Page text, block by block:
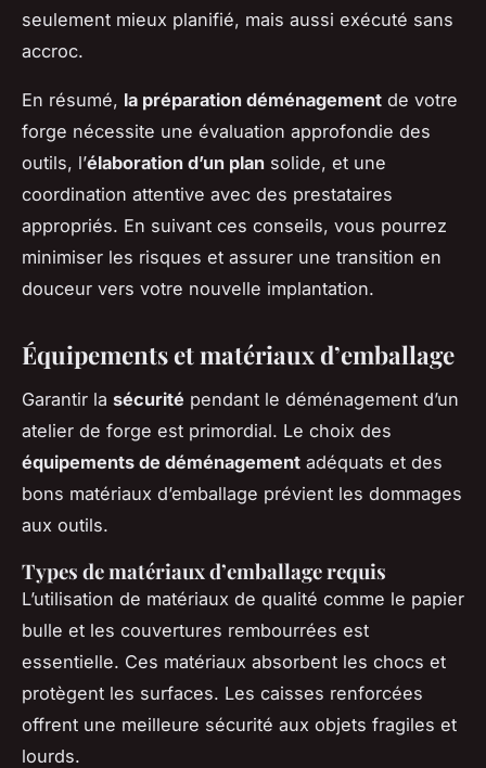
seulement mieux planifié, mais aussi exécuté sans
accroc.
En résumé, la préparation déménagement de votre
forge nécessite une évaluation approfondie des
outils, l’élaboration d’un plan solide, et une
coordination attentive avec des prestataires
appropriés. En suivant ces conseils, vous pourrez
minimiser les risques et assurer une transition en
douceur vers votre nouvelle implantation.
Équipements et matériaux d’emballage
Garantir la sécurité pendant le déménagement d’un
atelier de forge est primordial. Le choix des
équipements de déménagement adéquats et des
bons matériaux d’emballage prévient les dommages
aux outils.
Types de matériaux d’emballage requis
L’utilisation de matériaux de qualité comme le papier
bulle et les couvertures rembourrées est
essentielle. Ces matériaux absorbent les chocs et
protègent les surfaces. Les caisses renforcées
offrent une meilleure sécurité aux objets fragiles et
lourds.